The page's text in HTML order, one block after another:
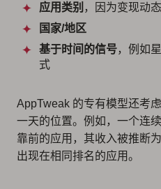
应用类别 ，因为变现动
国家/地区
基于时间的信号，例如
式
AppTweak 的专有模型还考
一天的位置。例如，一个连
靠前的应用，其收入被推断
出现在相同排名的应用。